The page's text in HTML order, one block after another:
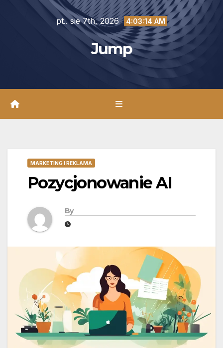
pt.. sie 7th, 2026 4:03:15 AM
Jump
MARKETING I REKLAMA
Pozycjonowanie AI
By